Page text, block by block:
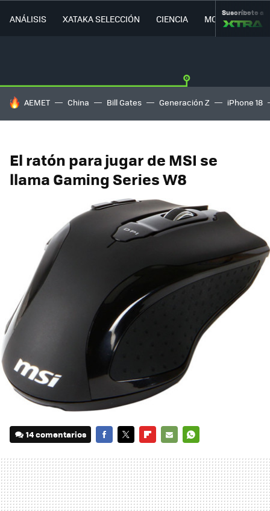
ANÁLISIS XATAKA SELECCIÓN CIENCIA MOVILIDAD
Suscríbete a
HOY SE HABLA DE
AEMET China Bill Gates Generación Z iPhone 18
El ratón para jugar de MSI se
llama Gaming Series W8
14 comentarios
MAIL